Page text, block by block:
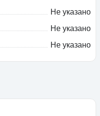
Не указано
Не указано
Не указано